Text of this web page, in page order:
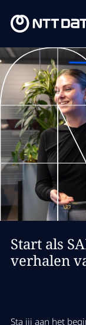
Start als
verhalen
Sta jij aan het